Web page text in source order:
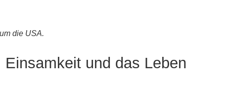
die USA.
und das Leben